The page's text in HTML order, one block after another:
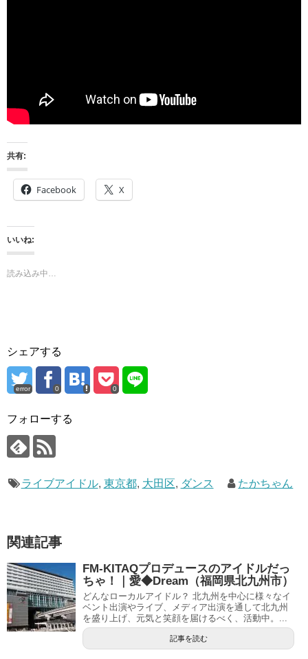
共有:
Facebook X
いいね:
読み込み中…
シェアする
error 0 0
フォローする
ライブアイドル, 東京都, 大田区, ダンス たかちゃん
関連記事
FM-KITAQプロデュースのアイドルだっ
ちゃ！｜愛◆Dream（福岡県北九州市）
どんなローカルアイドル？ 北九州を中心に様々なイ
ベント出演やライブ、メディア出演を通して北九州
を盛り上げ、元気と笑顔を届けるべく、活動中。...
記事を読む